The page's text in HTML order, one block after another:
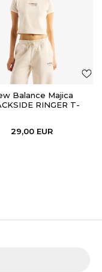
Balance Majica
RINGER T-
29,00 EUR